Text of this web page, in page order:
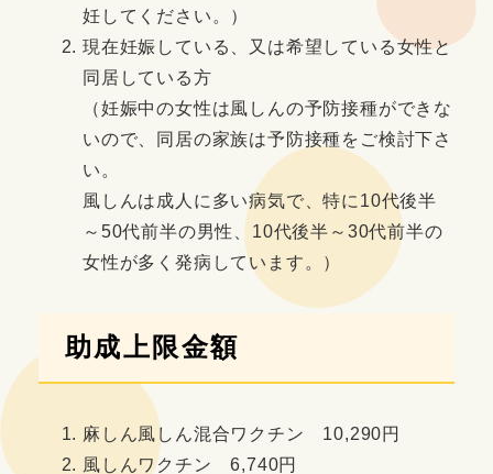
妊してください。）
現在妊娠している、又は希望している女性と
同居している方
（妊娠中の女性は風しんの予防接種ができな
いので、同居の家族は予防接種をご検討下さ
い。
風しんは成人に多い病気で、特に10代後半
～50代前半の男性、10代後半～30代前半の
女性が多く発病しています。）
助成上限金額
麻しん風しん混合ワクチン 10,290円
風しんワクチン 6,740円